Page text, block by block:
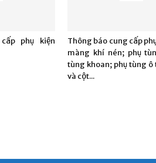
phụ kiện
Thông báo cung cấp
màng khí nén; phụ
tùng khoan; phụ tùng ô
và cột...